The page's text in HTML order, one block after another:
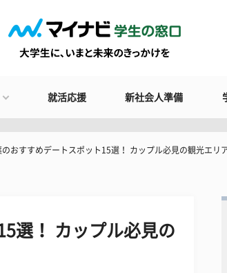
就活応援 新社会人準備
のおすすめデートスポット15選！ カップル必見の観光エリ
選！ カップル必見の